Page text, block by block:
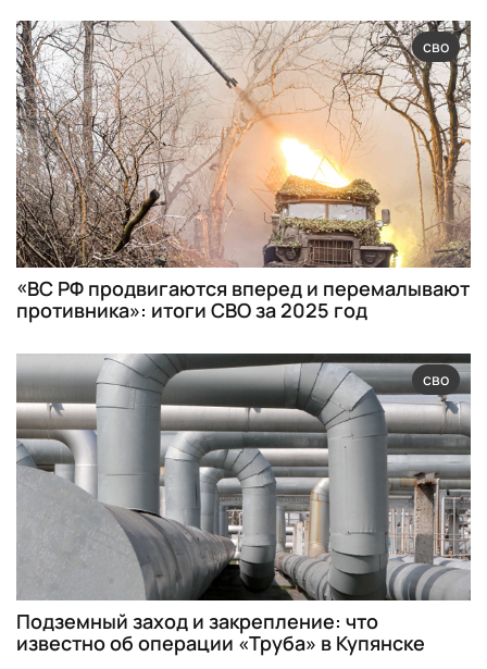
сво
«ВС РФ продвигаются вперед и перемалывают
противника»: итоги СВО за 2025 год
сво
Подземный заход и закрепление: что
известно об операции «Труба» в Купянске